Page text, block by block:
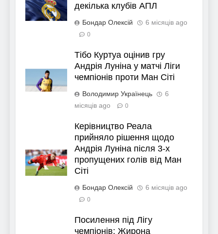
декілька клубів АПЛ
Бондар Олексій 6 місяців ago
0
Тібо Куртуа оцінив гру
Андрія Луніна у матчі Ліги
чемпіонів проти Ман Сіті
Володимир Українець
6
місяців ago
0
Керівництво Реала
прийняло рішення щодо
Андрія Луніна після 3-х
пропущених голів від Ман
Сіті
Бондар Олексій 6 місяців ago
0
Посилення під Лігу
чемпіонів: Жирона